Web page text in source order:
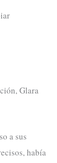
Glara
a sus
había